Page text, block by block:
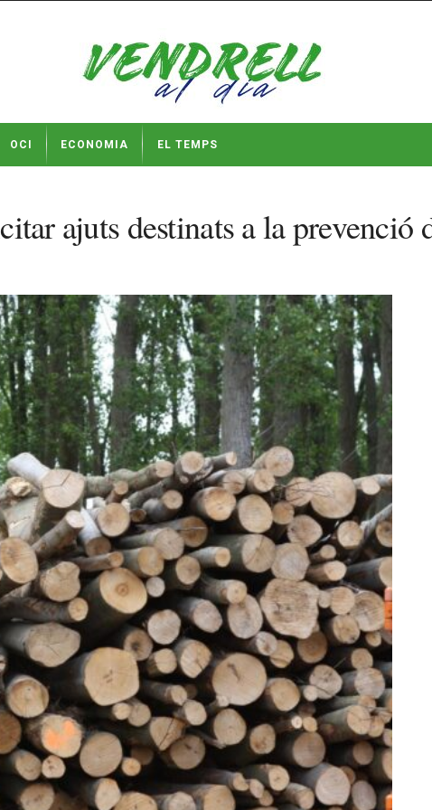
OCI ECONOMIA EL TEMPS
ajuts destinats a la prevenció